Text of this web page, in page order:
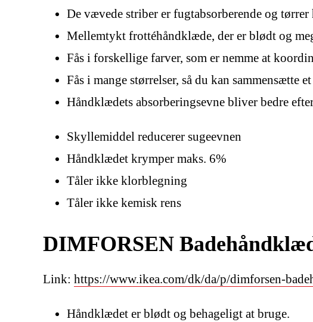
De vævede striber er fugtabsorberende og
Mellemtykt frottéhåndklæde, der er blødt og
Fås i forskellige farver, som er nemme at
Fås i mange størrelser, så du kan
Håndklædets absorberingsevne bliver bedre
Skyllemiddel reducerer sugeevnen
Håndklædet krymper maks. 6%
Tåler ikke klorblegning
Tåler ikke kemisk rens
DIMFORSEN
Link: https://www.ikea.com/dk/da/p/dimforsen-
Håndklædet er blødt og behageligt at bruge.